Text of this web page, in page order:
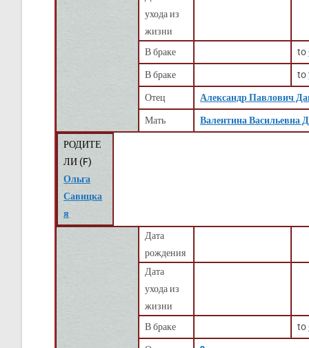
ухода из
жизни
В браке
to
В браке to
Отец Александр Павлович
Мать Валентина Васильевна
РОДИТЕ
ЛИ (F)
Ольга
Савицка
я
Дата
рождения
Дата
ухода из
жизни
В браке
to